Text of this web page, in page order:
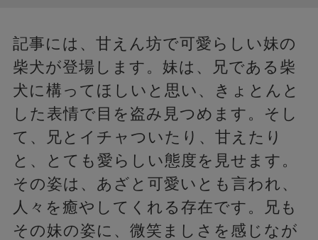
記事には、甘えん坊で可愛らしい妹の
柴犬が登場します。妹は、兄である柴
犬に構ってほしいと思い、きょとんと
した表情で目を盗み見つめます。そし
て、兄とイチャついたり、甘えたり
と、とても愛らしい態度を見せます。
その姿は、あざと可愛いとも言われ、
人々を癒やしてくれる存在です。兄も
その妹の姿に、微笑ましさを感じなが